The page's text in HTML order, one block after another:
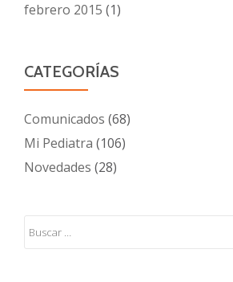
febrero 2015 (1)
CATEGORÍAS
Comunicados (68)
Mi Pediatra (106)
Novedades (28)